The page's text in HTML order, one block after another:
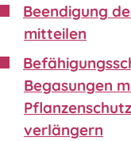
Beendigung
mitteilen
Begasungen
verlängern